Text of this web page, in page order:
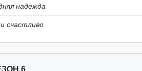
надежда
счастливо
6